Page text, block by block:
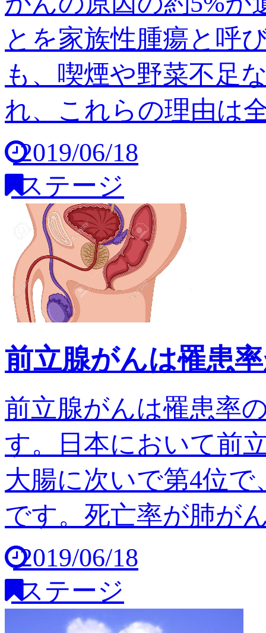
とを家族性腫瘍と呼
も、喫煙や野菜不足
れ、これらの理由は
2019/06/18
ステージ
前立腺がんは罹患
前立腺がんは罹患率
す。日本において前
大腸に次いで第4位で
です。死亡率が肺が
2019/06/18
ステージ